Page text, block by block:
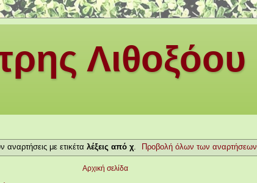
Λιθοξόου
με ετικέτα λέξεις από χ. Προβολή όλων των αναρτήσεων
Αρχική σελίδα